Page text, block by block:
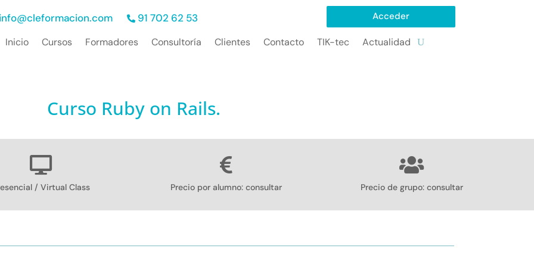
info@cleformacion.com 91 702 62 53 Acceder
Inicio Cursos Formadores Consultoría Clientes Contacto TIK-tec Actualidad
Curso Ruby on Rails.
/ Virtual Class Precio por alumno: consultar Precio de grupo: consultar